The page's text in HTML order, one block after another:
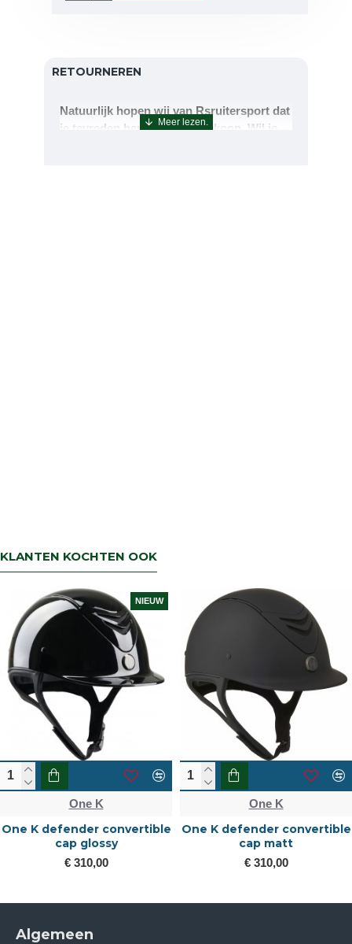
RETOURNEREN
Natuurlijk hopen wij van Rsruitersport dat
je tevreden bent met uw aankoop. Wil je
KLANTEN KOCHTEN OOK
NIEUW
One K
One K defender convertible
cap glossy
€ 310,00
One K
One K defender convertible
cap matt
€ 310,00
Algemeen